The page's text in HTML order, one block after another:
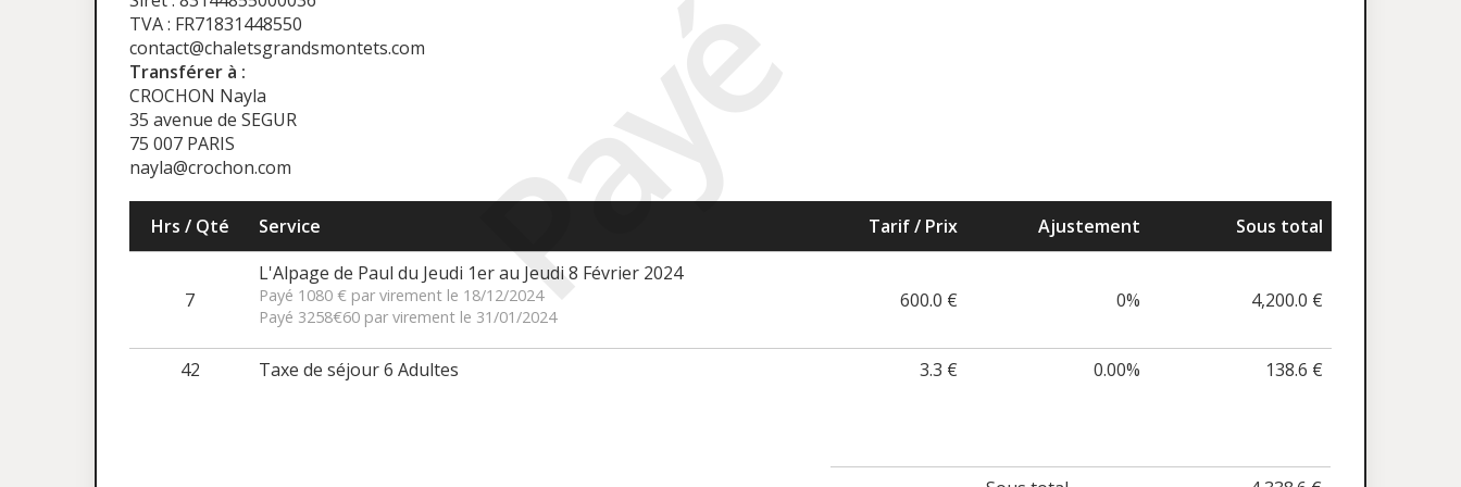
Payé
TVA : FR71831448550
contact@chaletsgrandsmontets.com
Transférer à :
CROCHON Nayla
35 avenue de SEGUR
75 007 PARIS
nayla@crochon.com
Hrs / Qté Service Tarif / Prix Ajustement Sous total
7
L'Alpage de Paul du Jeudi 1er au Jeudi 8 Février 2024
Payé 1080 € par virement le 18/12/2024
Payé 3258€60 par virement le 31/01/2024
600.0 € 0% 4,200.0 €
42 Taxe de séjour 6 Adultes 3.3 € 0.00% 138.6 €